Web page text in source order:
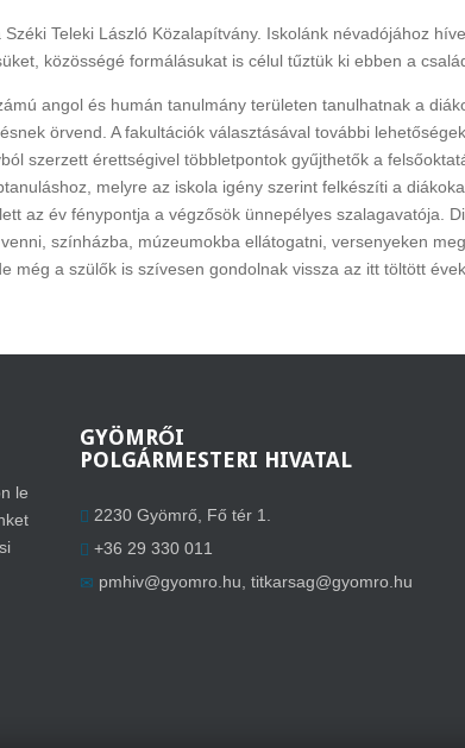
Teleki László Közalapítvány. Iskolánk névadójához
közösségé formálásukat is célul tűztük ki ebben a
angol és humán tanulmány területen tanulhatnak a
örvend. A fakultációk választásával további
szerzett érettségivel többletpontok gyűjthetők a
melyre az iskola igény szerint felkészíti a
az év fénypontja a végzősök ünnepélyes szalagavatója.
színházba, múzeumokba ellátogatni, versenyeken
még a szülők is szívesen gondolnak vissza az itt töltött
le
GYÖMRŐI
POLGÁRMESTERI HIVATAL
2230 Gyömrő, Fő tér 1.
+36 29 330 011
pmhiv@gyomro.hu titkarsag@gyomro.hu